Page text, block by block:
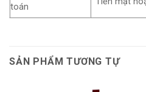
toán
SẢN PHẨM TƯƠNG TỰ